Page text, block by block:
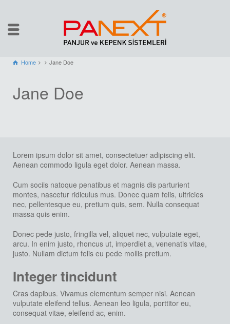
Home Jane Doe
Jane Doe
Lorem ipsum dolor sit amet, consectetuer adipiscing elit.
Aenean commodo ligula eget dolor. Aenean massa.
Cum sociis natoque penatibus et magnis dis parturient
montes, nascetur ridiculus mus. Donec quam felis, ultricies
nec, pellentesque eu, pretium quis, sem. Nulla consequat
massa quis enim.
Donec pede justo, fringilla vel, aliquet nec, vulputate eget,
arcu. In enim justo, rhoncus ut, imperdiet a, venenatis vitae,
justo. Nullam dictum felis eu pede mollis pretium.
Integer tincidunt
Cras dapibus. Vivamus elementum semper nisi. Aenean
vulputate eleifend tellus. Aenean leo ligula, porttitor eu,
consequat vitae, eleifend ac, enim.